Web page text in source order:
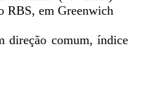
RBS, em Greenwich
direção comum, índice